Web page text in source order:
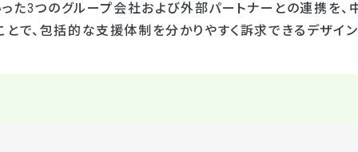
った3つのグループ会社および外部パートナーとの連携を
で、包括的な支援体制を分かりやすく訴求できるデザイ